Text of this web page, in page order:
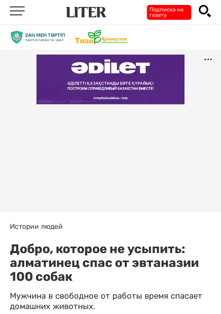
Подписка на
газету
Истории людей
Добро, которое не усыпить:
алматинец спас от эвтаназии
100 собак
Мужчина в свободное от работы время спасает
домашних животных.